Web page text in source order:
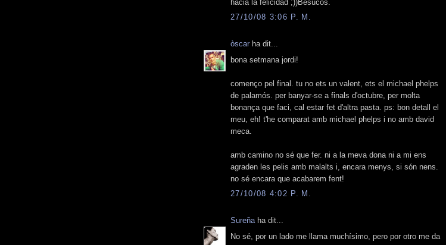
hacia la felicidad ;))Besucos.
27/10/08 3:06 P. M.
òscar ha dit...
bona setmana jordi!
començo pel final. tu no ets un valent, ets el michael phelps
de palamós. per banyar-se a finals d'octubre, per molta
bonança que faci, cal estar fet d'altra pasta. ps: bon detall el
meu, eh! t'he comparat amb michael phelps i no amb david
meca.
amb camino no sé que fer. ni a la meva dona ni a mi ens
agraden les pelis amb malalts i, encara menys, si són nens.
no sé encara que acabarem fent!
27/10/08 4:02 P. M.
Sureñaha dit...
No sé, por un lado me llama muchísimo, pero por otro me da